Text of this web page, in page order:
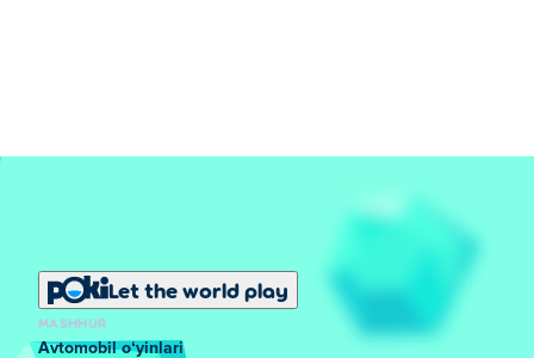
Let the world play
MASHHUR
Avtomobil oʻyinlari